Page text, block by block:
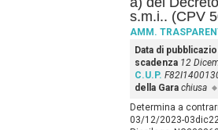
s.m.i.. (CPV
AMM.
Data di
scadenza 12
C.U.P.
della Gara chiusa
Determina a
03/12/2023-